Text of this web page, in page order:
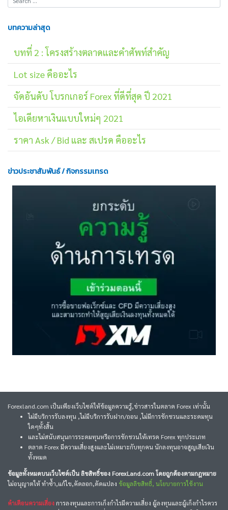
บทความล่าสุด
บทที่ 2 : โครงสร้างตลาดและคำศัพท์สำคัญ
Lot size คืออะไร
จัดอันดับ โบรกเกอร์ Forex ที่ดีที่สุด ปี 2021
ไอเดียหาเงินแบบใหม่ๆ 2021
ราคา Ask / Bid และ สเปรด คืออะไร
ข่าวประชาสัมพันธ์ / กิจกรรมเทรด
Forexland.com เป็นเพียงเว็บไซต์ให้ข้อมูลความรู้,ข่าวสารในตลาด Forex เท่านั้น
ไม่มีบริการรับลงทุน ,ไม่มีบริการรับฝาก/ถอน ,ไม่มีการชักชวนและระดมทุน
ใดๆทั้งสิ้น
และไม่สนับสนุนการระดมทุนหรือการชักชวนให้เทรด Forex ทุกประเภท
ตลาด Forex มีความเสี่ยงสูงและไม่เหมาะกับทุกคน นักลงทุนอาจสูญเสียเงิน
ทั้งหมด
ข้อมูลทั้งหมดบนเว็บไซต์เป็น ลิขสิทธิ์ของ ForexLand.com โดยถูกต้องตามกฎหมาย
ไม่อนุญาตให้ ทำซ้ำ,แก้ไข,คัดลอก,ดัดแปลง ข้อมูลลิขสิทธิ์, นโยบายการใช้งาน
คำเตือนความเสี่ยงการลงทุนและการเก็งกำไรมีความเสี่ยง ผู้ลงทุนและผู้เก็งกำไรควร